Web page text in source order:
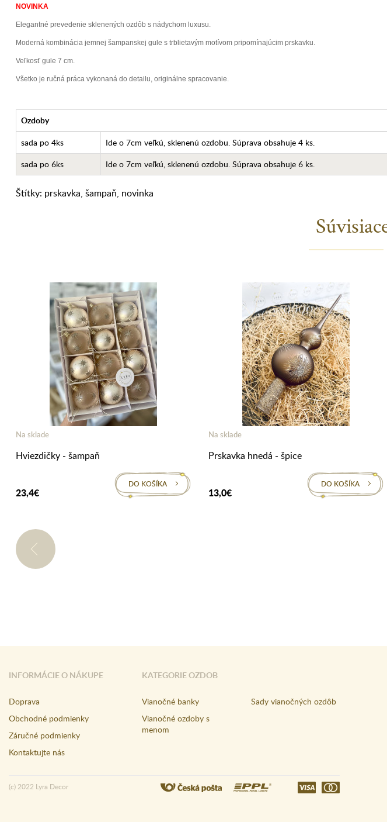
NOVINKA
Elegantné prevedenie sklenených ozdôb s nádychom luxusu.
Moderná kombinácia jemnej šampanskej gule s trblietavým motívom pripomínajúcim prskavku.
Veľkosť gule 7 cm.
Všetko je ručná práca vykonaná do detailu, originálne spracovanie.
Ozdoby
sada po 4ks
Ide o 7cm veľkú, sklenenú ozdobu. Súprava obsahuje 4 ks.
sada po 6ks
Ide o 7cm veľkú, sklenenú ozdobu. Súprava obsahuje 6 ks.
Štítky: prskavka, šampaň, novinka
Na sklade
Hviezdičky - šampaň
23,4€
DO KOŠÍKA
Na sklade
Prskavka hnedá - špice
13,0€
DO KOŠÍKA
INFORMÁCIE O NÁKUPE
Doprava
Obchodné podmienky
Záručné podmienky
Kontaktujte nás
KATEGORIE OZDOB
Vianočné banky
Vianočné ozdoby s
menom
Sady vianočných ozdôb
(c) 2022 Lyra Decor